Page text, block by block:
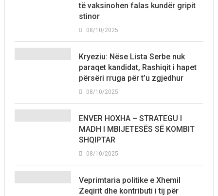
të vaksinohen falas kundër gripit
stinor
08/10/2025
Kryeziu: Nëse Lista Serbe nuk
paraqet kandidat, Rashiqit i hapet
përsëri rruga për t’u zgjedhur
08/10/2025
ENVER HOXHA – STRATEGU I
MADH I MBIJETESËS SË KOMBIT
SHQIPTAR
08/10/2025
Veprimtaria politike e Xhemil
Zeqirit dhe kontributi i tij për